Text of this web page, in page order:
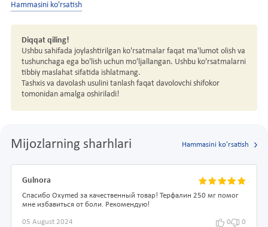
Hammasini ko'rsatish
Diqqat qiling!
Ushbu sahifada joylashtirilgan ko'rsatmalar faqat ma'lumot olish va
tushunchaga ega bo'lish uchun mo'ljallangan. Ushbu ko'rsatmalarni
tibbiy maslahat sifatida ishlatmang.
Tashxis va davolash usulini tanlash faqat davolovchi shifokor
tomonidan amalga oshiriladi!
Mijozlarning sharhlari Hammasini ko'rsatish
Gulnora
Спасибо Oxymed за качественный товар! Терфалин 250 мг помог
мне избавиться от боли. Рекомендую!
05 August 2024 0 0